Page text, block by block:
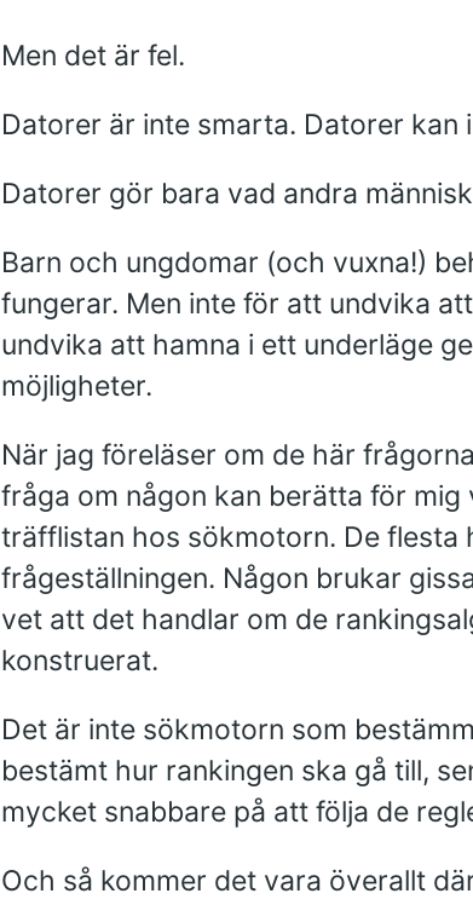
Men det är fel.
Datorer är inte smarta. Datorer kan
Datorer gör bara vad andra
Barn och ungdomar (och vuxna!)
fungerar. Men inte för att undvika
undvika att hamna i ett underläge
möjligheter.
När jag föreläser om de här
fråga om någon kan berätta för
träfflistan hos sökmotorn. De
frågeställningen. Någon brukar
vet att det handlar om de
konstruerat.
Det är inte sökmotorn som
bestämt hur rankingen ska gå till,
mycket snabbare på att följa de
Och så kommer det vara överallt